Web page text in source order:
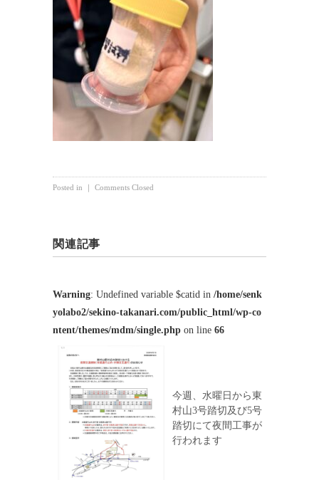
Posted in ｜ Comments Closed
関連記事
Warning: Undefined variable $catid in /home/senk
yolabo2/sekino-takanari.com/public_html/wp-co
ntent/themes/mdm/single.php on line 66
今週、水曜日から東
村山3号踏切及び5号
踏切にて夜間工事が
行われます